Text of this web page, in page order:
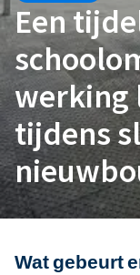
Een
werking
tijdens
Wat gebeurt